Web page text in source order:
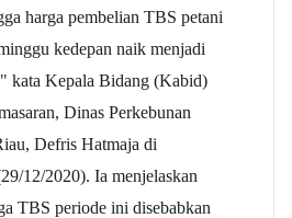
harga pembelian TBS petani
kedepan naik menjadi
kata Kepala Bidang (Kabid)
Dinas Perkebunan
Defris Hatmaja di
12/2020). Ia menjelaskan
TBS periode ini disebabkan